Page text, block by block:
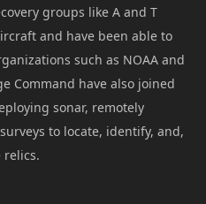
groups like A and T
and have been able to
such as NOAA and
Command have also joined
sonar, remotely
to locate, identify, and,
relics.